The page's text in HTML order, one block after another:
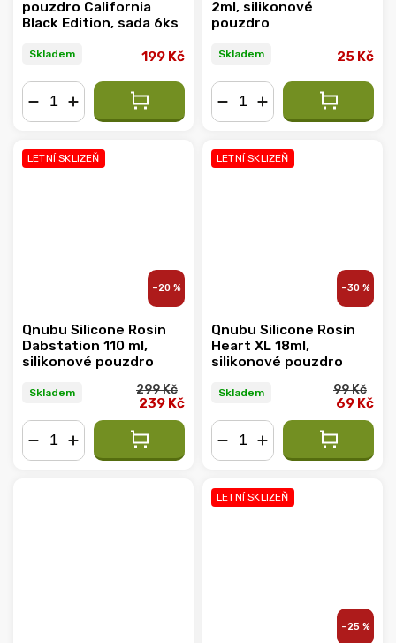
pouzdro California
Black Edition, sada 6ks
Skladem 199 Kč
2ml, silikonové
pouzdro
Skladem 25 Kč
LETNÍ SKLIZEŇ
–20 %
Qnubu Silicone Rosin
Dabstation 110 ml,
silikonové pouzdro
Skladem 299 Kč
239 Kč
LETNÍ SKLIZEŇ
–30 %
Qnubu Silicone Rosin
Heart XL 18ml,
silikonové pouzdro
Skladem 99 Kč
69 Kč
LETNÍ SKLIZEŇ
–25 %